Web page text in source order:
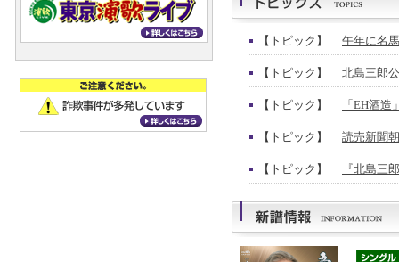
【トピック】 午年に名
【トピック】 北島三郎
【トピック】 「EH酒
【トピック】 読売新聞
【トピック】 『北島三